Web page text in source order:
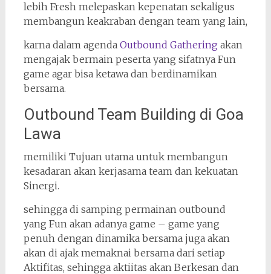
lebih Fresh melepaskan kepenatan sekaligus
membangun keakraban dengan team yang lain,
karna dalam agenda Outbound Gathering akan
mengajak bermain peserta yang sifatnya Fun
game agar bisa ketawa dan berdinamikan
bersama.
Outbound Team Building di Goa
Lawa
memiliki Tujuan utama untuk membangun
kesadaran akan kerjasama team dan kekuatan
Sinergi.
sehingga di samping permainan outbound
yang Fun akan adanya game – game yang
penuh dengan dinamika bersama juga akan
akan di ajak memaknai bersama dari setiap
Aktifitas, sehingga aktiitas akan Berkesan dan